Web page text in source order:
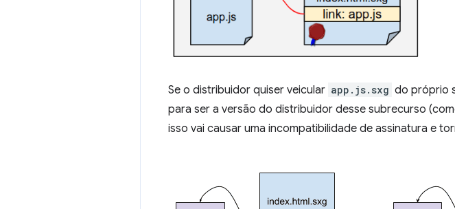
Se o distribuidor quiser veicular app.js.sxg do próprio
para ser a versão do distribuidor desse subrecurso
isso vai causar uma incompatibilidade de assinatura e